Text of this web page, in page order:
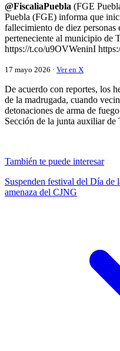
@FiscaliaPuebla (FGE
Puebla (FGE) informa que
fallecimiento de diez personas
perteneciente al municipio de
https://t.co/u9OVWeninI
17 mayo 2026 · Ver en X
De acuerdo con reportes, los
de la madrugada, cuando
detonaciones de arma de
Sección de la junta auxiliar de
También te puede interesar
Suspenden festival del Día de
amenaza del CJNG